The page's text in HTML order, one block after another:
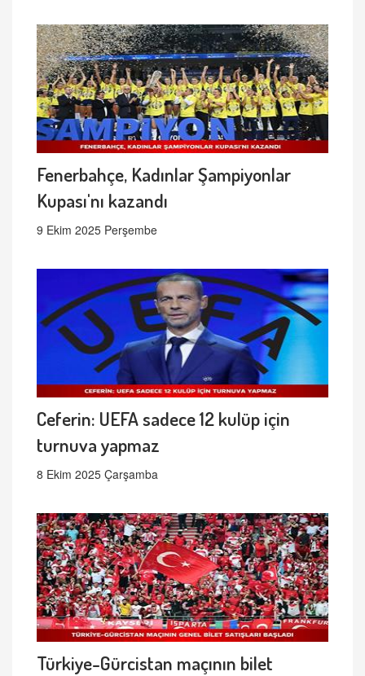
Fenerbahçe, Kadınlar Şampiyonlar
Kupası'nı kazandı
9 Ekim 2025 Perşembe
Ceferin: UEFA sadece 12 kulüp için
turnuva yapmaz
8 Ekim 2025 Çarşamba
Türkiye-Gürcistan maçının bilet